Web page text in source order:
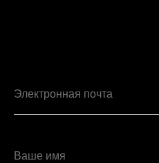
Электронная почта
Ваше имя